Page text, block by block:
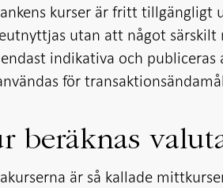
kurser är fritt
utan att något särskilt
indikativa och
för
beräknas
är så kallade